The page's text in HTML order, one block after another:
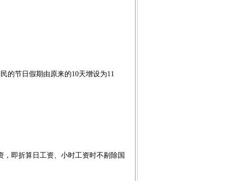
节日假期由原来的10天增设为11
即折算日工资、小时工资时不剔除国